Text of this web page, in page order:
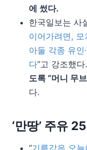
에 썼다.
한국일보는 사
이어가려면,
아둘 각종 유인
다”고 강조했다.
도록 “머니 무
다.
‘만땅’ 주유
“기름값은 오